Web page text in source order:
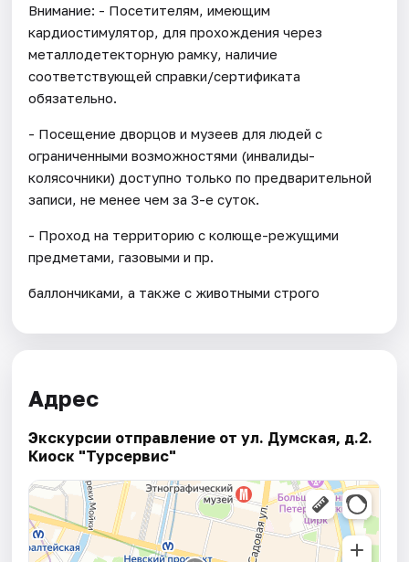
Внимание: - Посетителям, имеющим
кардиостимулятор, для прохождения через
металлодетекторную рамку, наличие
соответствующей справки/сертификата
обязательно.
- Посещение дворцов и музеев для людей с
ограниченными возможностями (инвалиды-
колясочники) доступно только по предварительной
записи, не менее чем за 3-е суток.
- Проход на территорию с колюще-режущими
предметами, газовыми и пр.
баллончиками, а также с животными строго
Адрес
Экскурсии отправление от ул. Думская, д.2.
Киоск "Турсервис"